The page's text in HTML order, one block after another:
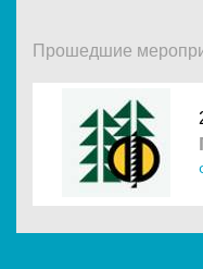
Прошедшие